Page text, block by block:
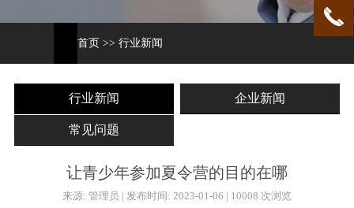
首页 >> 行业新闻
行业新闻 企业新闻
常见问题
让青少年参加夏令营的目的在哪
来源: 管理员 | 发布时间: 2023-01-06 | 10008 次浏览